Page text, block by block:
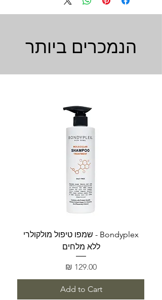
הנמכרים ביותר
Bondyplex - שמפו טיפול מולקולרי
ללא מלחים
Price
129.00 ₪
Add to Cart